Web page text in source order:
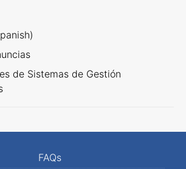
de Sistemas de Gestión
FAQs